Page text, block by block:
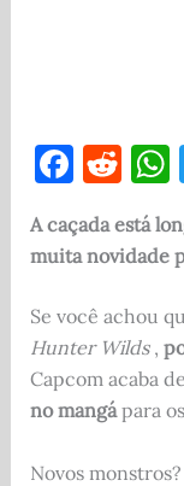
F
c
e
b
o
o
k
R
d
di
t
s
A caçada está
muita novidade
Se você achou
Hunter Wilds,
Capcom acaba
no mangápara
Novos monstros?